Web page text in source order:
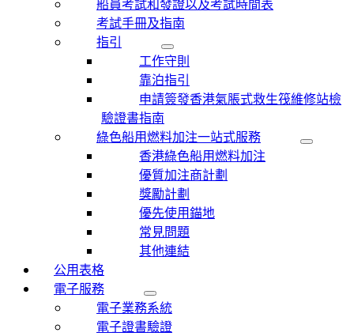
船員考試和發證以及考試時間表
考試手冊及指南
指引
工作守則
靠泊指引
申請簽發香港氣脹式救生筏維修站檢
驗證書指南
綠色船用燃料加注一站式服務
香港綠色船用燃料加注
優質加注商計劃
獎勵計劃
優先使用錨地
常見問題
其他連結
公用表格
電子服務
電子業務系統
電子證書驗證